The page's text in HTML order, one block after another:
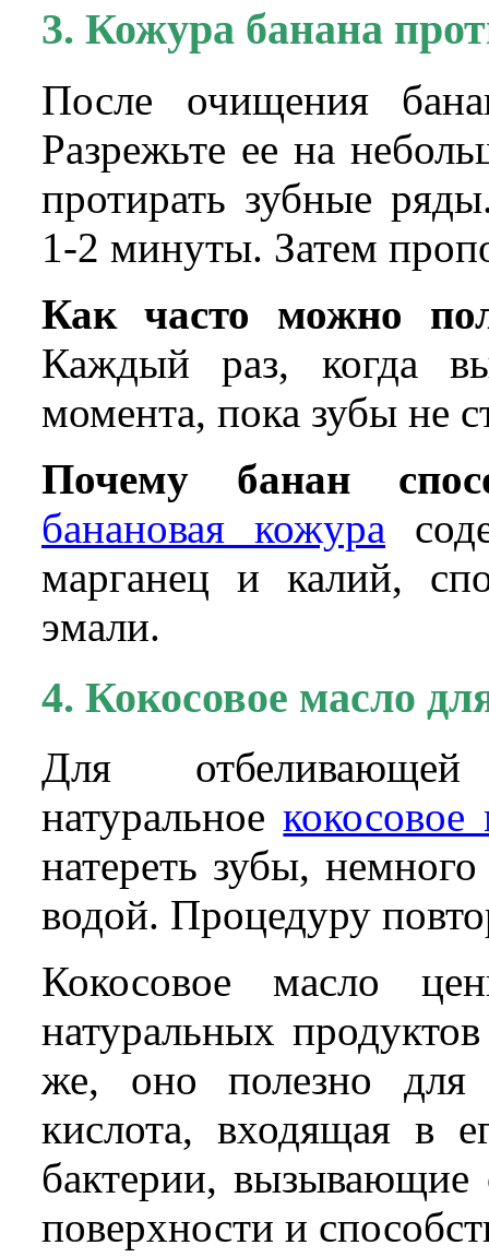
3. Кожура банана
После очищения
Разрежьте ее на
протирать зубные
1-2 минуты. Затем
Как часто можно
Каждый раз, когда
момента, пока зубы не
Почему банан
банановая кожура
марганец и калий,
эмали.
4. Кокосовое масло
Для
натуральноекокосовое
натереть зубы,
водой. Процедуру
Кокосовое масло
натуральных
же, оно полезно для
кислота, входящая в
бактерии, вызывающие
поверхности и